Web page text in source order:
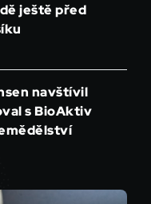
ještě před
navštívil
s BioAktiv